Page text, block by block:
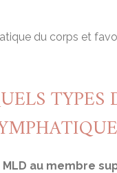
du corps et
TYPES
MLD au membre